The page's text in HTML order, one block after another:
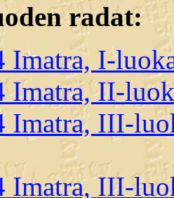
radat:
Imatra, I-
Imatra, II-
Imatra, III-
Imatra, III-